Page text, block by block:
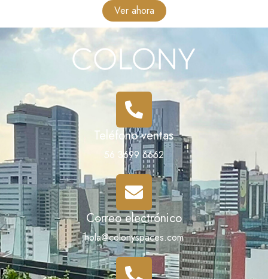
Ver ahora
Teléfono ventas
56 3699 6662
Correo electrónico
hola@colonyspaces.com